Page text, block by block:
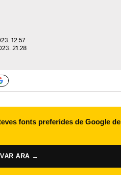
12:57
21:28
fonts preferides de Google de
ARA →